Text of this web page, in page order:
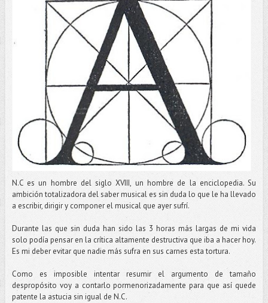
N.C es un hombre del siglo XVIII, un hombre de la enciclopedia. Su
ambición totalizadora del saber musical es sin duda lo que le ha llevado
a escribir, dirigir y componer el musical que ayer sufrí.
Durante las que sin duda han sido las 3 horas más largas de mi vida
solo podía pensar en la crítica altamente destructiva que iba a hacer hoy.
Es mi deber evitar que nadie más sufra en sus carnes esta tortura.
Como es imposible intentar resumir el argumento de tamaño
despropósito voy a contarlo pormenorizadamente para que así quede
patente la astucia sin igual de N.C.